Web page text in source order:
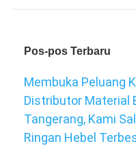
Pos-pos Terbaru
Membuka Peluang
Distributor Material
Tangerang, Kami
Ringan Hebel